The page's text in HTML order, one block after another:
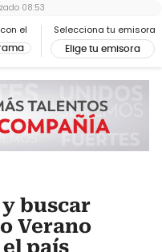
el Selecciona tu emisora
Elige tu emisora
08:53
buscar
Verano
país